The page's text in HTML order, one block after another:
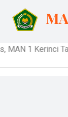
1 Kerinci